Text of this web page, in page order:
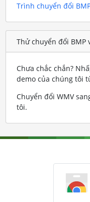
Trình chuyển đổi
Thử chuyển đổi BMP
Chưa chắc chắn?
demo của chúng tôi
Chuyển đổi WMV
tôi.